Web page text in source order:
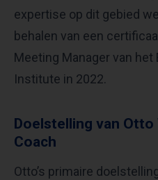
expertise op dit gebied
behalen van een
Meeting Manager van het
Institute in 2022.
Doelstelling van Otto
Coach
Otto’s primaire